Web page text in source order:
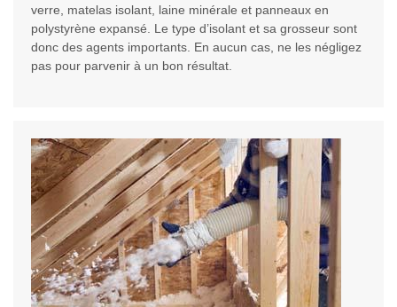
verre, matelas isolant, laine minérale et panneaux en
polystyrène expansé. Le type d’isolant et sa grosseur sont
donc des agents importants. En aucun cas, ne les négligez
pas pour parvenir à un bon résultat.